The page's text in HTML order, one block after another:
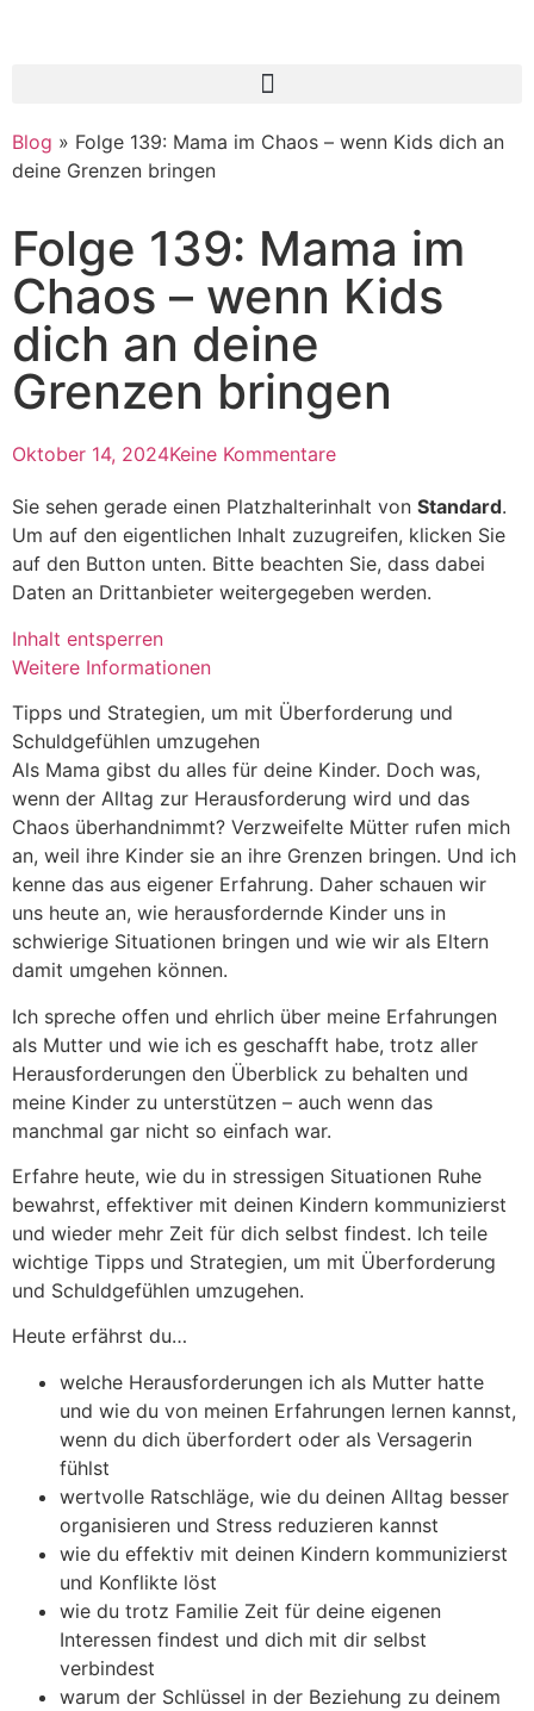
Blog » Folge 139: Mama im Chaos – wenn Kids dich an
deine Grenzen bringen
Folge 139: Mama im
Chaos – wenn Kids
dich an deine
Grenzen bringen
Oktober 14, 2024Keine Kommentare
Sie sehen gerade einen Platzhalterinhalt von Standard.
Um auf den eigentlichen Inhalt zuzugreifen, klicken Sie
auf den Button unten. Bitte beachten Sie, dass dabei
Daten an Drittanbieter weitergegeben werden.
Inhalt entsperren
Weitere Informationen
Tipps und Strategien, um mit Überforderung und
Schuldgefühlen umzugehen
Als Mama gibst du alles für deine Kinder. Doch was,
wenn der Alltag zur Herausforderung wird und das
Chaos überhandnimmt? Verzweifelte Mütter rufen mich
an, weil ihre Kinder sie an ihre Grenzen bringen. Und ich
kenne das aus eigener Erfahrung. Daher schauen wir
uns heute an, wie herausfordernde Kinder uns in
schwierige Situationen bringen und wie wir als Eltern
damit umgehen können.
Ich spreche offen und ehrlich über meine Erfahrungen
als Mutter und wie ich es geschafft habe, trotz aller
Herausforderungen den Überblick zu behalten und
meine Kinder zu unterstützen – auch wenn das
manchmal gar nicht so einfach war.
Erfahre heute, wie du in stressigen Situationen Ruhe
bewahrst, effektiver mit deinen Kindern kommunizierst
und wieder mehr Zeit für dich selbst findest. Ich teile
wichtige Tipps und Strategien, um mit Überforderung
und Schuldgefühlen umzugehen.
Heute erfährst du…
welche Herausforderungen ich als Mutter hatte
und wie du von meinen Erfahrungen lernen kannst,
wenn du dich überfordert oder als Versagerin
fühlst
wertvolle Ratschläge, wie du deinen Alltag besser
organisieren und Stress reduzieren kannst
wie du effektiv mit deinen Kindern kommunizierst
und Konflikte löst
wie du trotz Familie Zeit für deine eigenen
Interessen findest und dich mit dir selbst
verbindest
warum der Schlüssel in der Beziehung zu deinem